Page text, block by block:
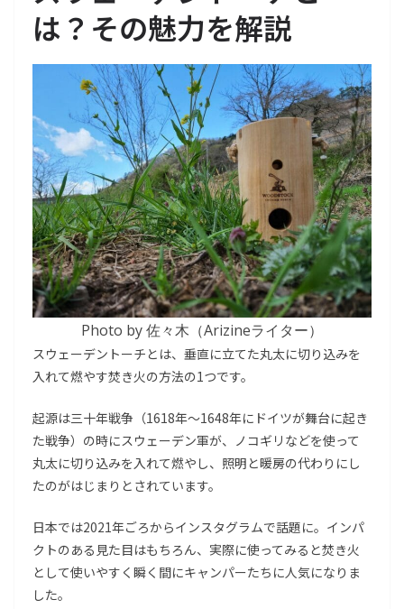
は？その魅力を解説
Photo by 佐々木（Arizineライター）
スウェーデントーチとは、垂直に立てた丸太に切り込みを
入れて燃やす焚き火の方法の1つです。
起源は三十年戦争（1618年～1648年にドイツが舞台に起き
た戦争）の時にスウェーデン軍が、ノコギリなどを使って
丸太に切り込みを入れて燃やし、照明と暖房の代わりにし
たのがはじまりとされています。
日本では2021年ごろからインスタグラムで話題に。インパ
クトのある見た目はもちろん、実際に使ってみると焚き火
として使いやすく瞬く間にキャンパーたちに人気になりま
した。